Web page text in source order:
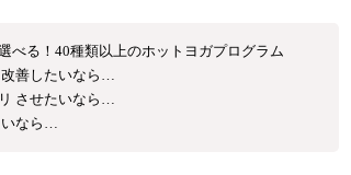
べる！40種類以上のホットヨガプログラム
善したいなら…
させたいなら…
いなら…